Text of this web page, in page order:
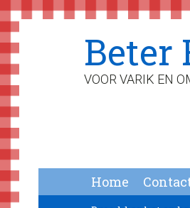
naar
de
hoofdnavigatie
naar
de
hoofd
inhoud
naar
de
voettekst
Beter
VOOR VARIK EN
Home